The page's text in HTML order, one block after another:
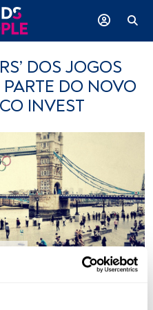
DOS JOGOS
DO NOVO
INVEST